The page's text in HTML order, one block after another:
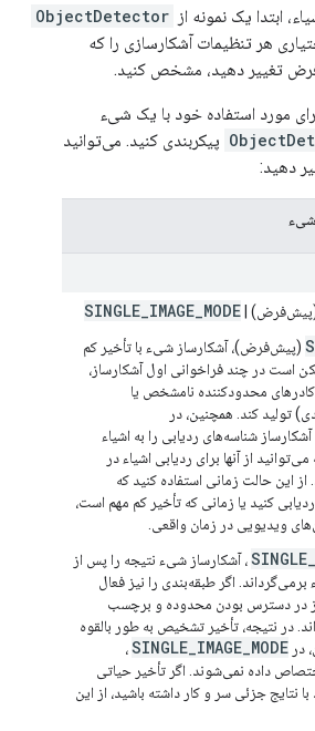
ابتدا یک نمونه از ObjectDetector
هر تنظیمات آشکارسازی را که
تغییر دهید، مشخص کنید.
مورد استفاده خود با یک شیء
پیکربندی کنید. می‌توانید
دهید:
شیء
|
SINGLE IMAGE MODE
(پیش‌فرض)، آشکارساز شیء با تأخیر کم
است در چند فراخوانی اول آشکارساز،
کادرهای محدودکننده نامشخص یا
تولید کند. همچنین، در
آشکارساز شناسه‌های ردیابی را به اشیاء
از آنها برای ردیابی اشیاء در
از این حالت زمانی استفاده کنید که
کنید یا زمانی که تأخیر کم مهم است،
ویدیویی در زمان واقعی.
، آشکارساز شیء نتیجه را پس از
اگر طبقه‌بندی را نیز فعال
از در دسترس بودن محدوده و برچسب
در نتیجه، تأخیر تشخیص به طور بالقوه
در SINGLE_IMAGE_MODE،
داده نمی‌شوند. اگر تأخیر حیاتی
نتایج جزئی سر و کار داشته باشید، از این